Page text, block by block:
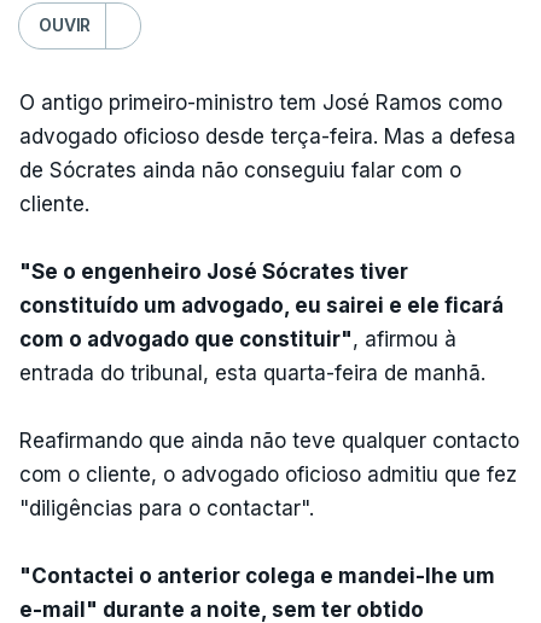
OUVIR
O antigo primeiro-ministro tem José Ramos como
advogado oficioso desde terça-feira. Mas a defesa
de Sócrates ainda não conseguiu falar com o
cliente.
"Se o engenheiro José Sócrates tiver
constituído um advogado, eu sairei e ele ficará
com o advogado que constituir", afirmou à
entrada do tribunal, esta quarta-feira de manhã.
Reafirmando que ainda não teve qualquer contacto
com o cliente, o advogado oficioso admitiu que fez
"diligências para o contactar".
"Contactei o anterior colega e mandei-lhe um
e-mail" durante a noite, sem ter obtido